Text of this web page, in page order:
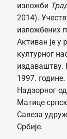
изложби
2014).
изложбених
Активан је у
културног
издаваштву.
1997.
Надзорног
Матице
Савеза
Србије.